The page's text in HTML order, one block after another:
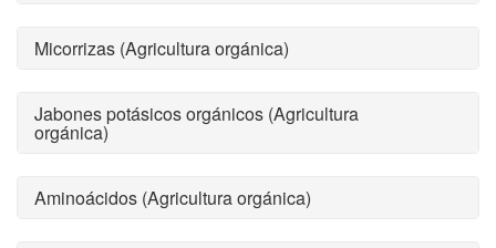
Micorrizas (Agricultura orgánica)
Jabones potásicos orgánicos (Agricultura
orgánica)
Aminoácidos (Agricultura orgánica)